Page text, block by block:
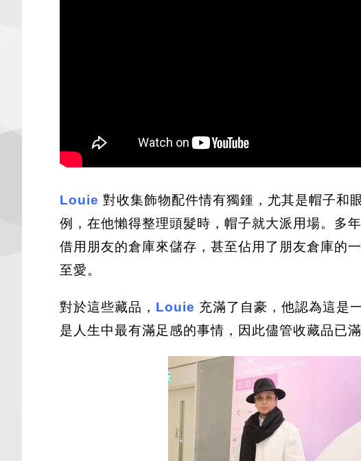
Louie 對收集飾物配件情有獨鍾，尤其是帽子和
例，在他懶得整理頭髮時，帽子就大派用場。多年
借用朋友的倉庫來儲存，甚至佔用了朋友倉庫的
至愛。
對於這些藏品， Louie 充滿了自豪，他認為這是
是人生中最有滿足感的事情，因此儘管收藏品已